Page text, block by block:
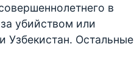
в
убийством или
Узбекистан. Остальные